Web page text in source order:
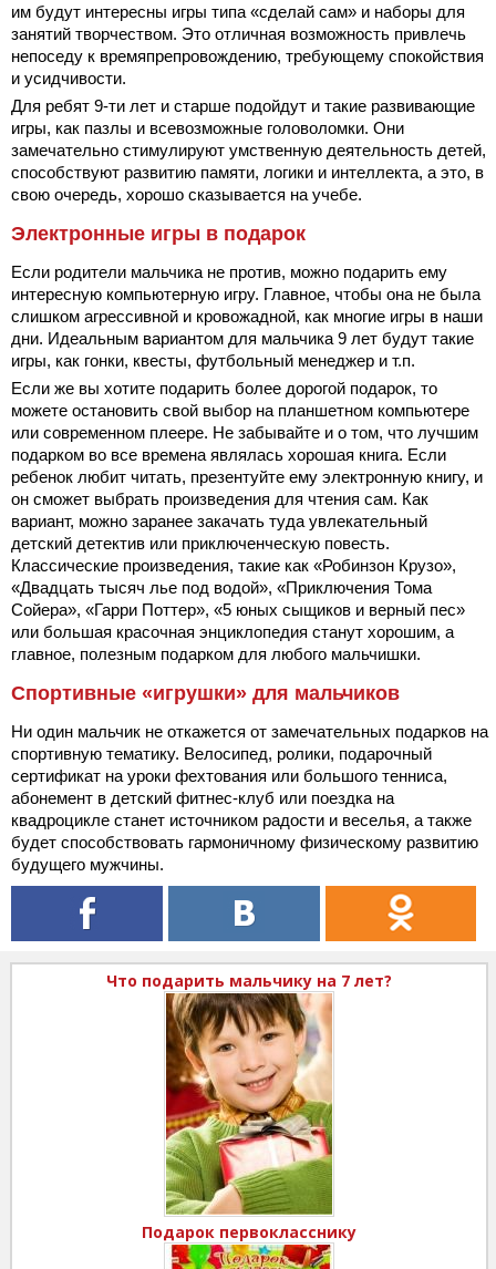
им будут интересны игры типа «сделай сам» и наборы для
занятий творчеством. Это отличная возможность привлечь
непоседу к времяпрепровождению, требующему спокойствия
и усидчивости.
Для ребят 9-ти лет и старше подойдут и такие развивающие
игры, как пазлы и всевозможные головоломки. Они
замечательно стимулируют умственную деятельность детей,
способствуют развитию памяти, логики и интеллекта, а это, в
свою очередь, хорошо сказывается на учебе.
Электронные игры в подарок
Если родители мальчика не против, можно подарить ему
интересную компьютерную игру. Главное, чтобы она не была
слишком агрессивной и кровожадной, как многие игры в наши
дни. Идеальным вариантом для мальчика 9 лет будут такие
игры, как гонки, квесты, футбольный менеджер и т.п.
Если же вы хотите подарить более дорогой подарок, то
можете остановить свой выбор на планшетном компьютере
или современном плеере. Не забывайте и о том, что лучшим
подарком во все времена являлась хорошая книга. Если
ребенок любит читать, презентуйте ему электронную книгу, и
он сможет выбрать произведения для чтения сам. Как
вариант, можно заранее закачать туда увлекательный
детский детектив или приключенческую повесть.
Классические произведения, такие как «Робинзон Крузо»,
«Двадцать тысяч лье под водой», «Приключения Тома
Сойера», «Гарри Поттер», «5 юных сыщиков и верный пес»
или большая красочная энциклопедия станут хорошим, а
главное, полезным подарком для любого мальчишки.
Спортивные «игрушки» для мальчиков
Ни один мальчик не откажется от замечательных подарков на
спортивную тематику. Велосипед, ролики, подарочный
сертификат на уроки фехтования или большого тенниса,
абонемент в детский фитнес-клуб или поездка на
квадроцикле станет источником радости и веселья, а также
будет способствовать гармоничному физическому развитию
будущего мужчины.
Что подарить мальчику на 7 лет?
Подарок первокласснику